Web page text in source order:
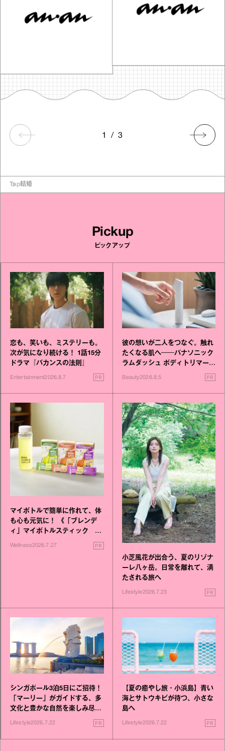
1 / 3
Top結婚
Pickup
ピックアップ
恋も、笑いも、ミステリーも。
次が気になり続ける！ 1話15分
ドラマ『バカンスの法則』
Entertainment2026.8.7 PR
彼の想いが二人をつなぐ。触れ
たくなる肌へ──パナソニック
ラムダッシュ ボディトリマーが
Beauty2026.8.5 PR
マイボトルで簡単に作れて、体
も心も元気に！ 《「ブレンデ
ィ」マイボトルスティック い
いこと毎日》シリーズが誕生
Wellness2026.7.27 PR
小芝風花が出合う、夏のリゾナ
ーレ八ヶ岳。日常を離れて、満
たされる旅へ
Lifestyle2026.7.23 PR
シンガポール3泊5日にご招待！
「マーリー」がガイドする、多
文化と豊かな自然を楽しみ尽く
Lifestyle2026.7.22 PR
【夏の癒やし旅・小浜島】青い
海とサトウキビが待つ、小さな
島へ
Lifestyle2026.7.22 PR